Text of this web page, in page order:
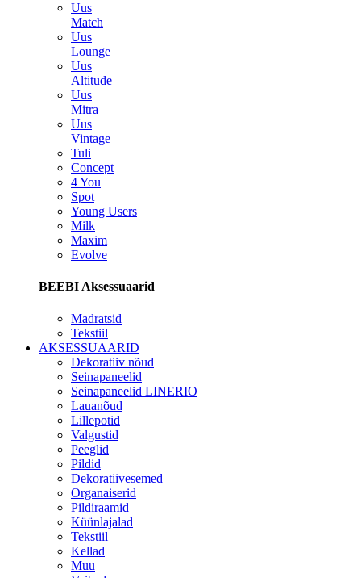
Uus
Match
Uus
Lounge
Uus
Altitude
Uus
Mitra
Uus
Vintage
Tuli
Concept
4 You
Spot
Young Users
Milk
Maxim
Evolve
BEEBI Aksessuaarid
Madratsid
Tekstiil
AKSESSUAARID
Dekoratiiv nõud
Seinapaneelid
Seinapaneelid LINERIO
Lauanõud
Lillepotid
Valgustid
Peeglid
Pildid
Dekoratiivesemed
Organaiserid
Pildiraamid
Küünlajalad
Tekstiil
Kellad
Muu